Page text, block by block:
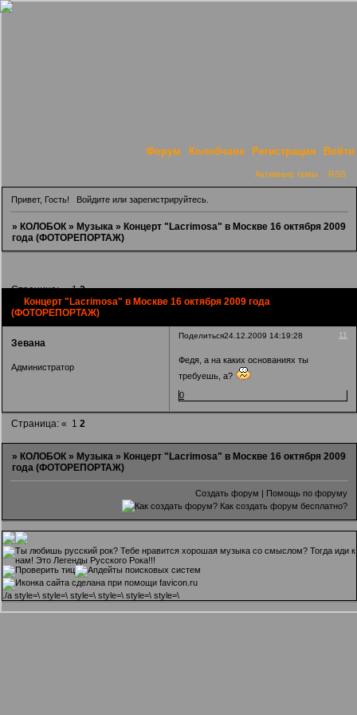
Форум Колобчане Регистрация Войти
Активные темы RSS
Привет, Гость! Войдитеили зарегистрируйтесь.
»КОЛОБОК »Музыка »Концерт "Lacrimosa" в Москве 16 октября 2009
года (ФОТОРЕПОРТАЖ)
Концерт "Lacrimosa" в Москве 16 октября 2009 года
(ФОТОРЕПОРТАЖ)
Страница:« 1 2
Поделиться 11
24.12.2009 14:19:28
Зевана
Администратор
Федя, а на каких основаниях ты
требуешь, а?
0
Страница:« 1 2
» КОЛОБОК » Музыка » Концерт "Lacrimosa" в Москве 16 октября 2009
года (ФОТОРЕПОРТАЖ)
Создать форум | Помощь по форуму
/a style=\ style=\ style=\ style=\ style=\ style=\